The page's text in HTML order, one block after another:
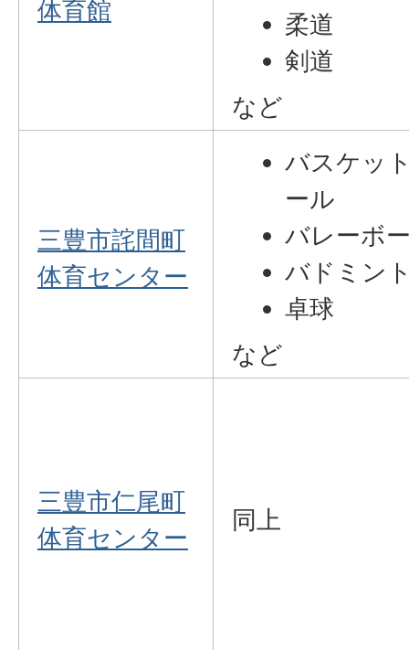
体育館
柔道
剣道
など
三豊市詫間町
体育センター
バスケッ
ール
バレーボ
バドミン
卓球
など
三豊市仁尾町
体育センター
同上